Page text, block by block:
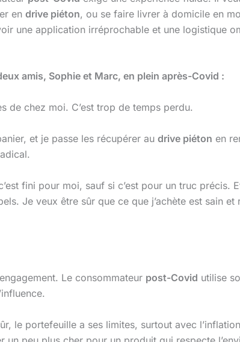
en drive piéton, ou se faire livrer à domicile en
une application irréprochable et une logistique
amis, Sophie et Marc, en plein après-Covid :
de chez moi. C’est trop de temps perdu.
et je passe les récupérer au drive piéton en
fini pour moi, sauf si c’est pour un truc précis.
Je veux être sûr que ce que j’achète est sain et
Le consommateur post-Covid utilise
le portefeuille a ses limites, surtout avec